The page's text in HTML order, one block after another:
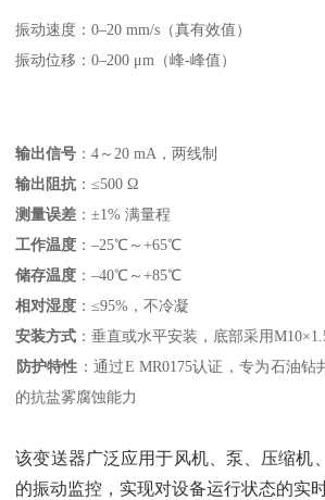
振动速度：0–20 mm/s（真有效值）
振动位移：0–200 μm（峰-峰值）
输出信号 ‌：4～20 mA，两线制
输出阻抗 ‌：≤500 Ω
测量误差 ‌：±1% 满量程
工作温度 ‌：–25℃～+65℃
储存温度 ‌：–40℃～+85℃
相对湿度 ‌：≤95%，不冷凝
安装方式 ：垂直或水平安装，底部采用
防护特性 ：通过E MR0175认证，专为石油
的抗盐雾腐蚀能力
该变送器广泛应用于风机、泵、压缩机
的振动监控，实现对设备运行状态的实